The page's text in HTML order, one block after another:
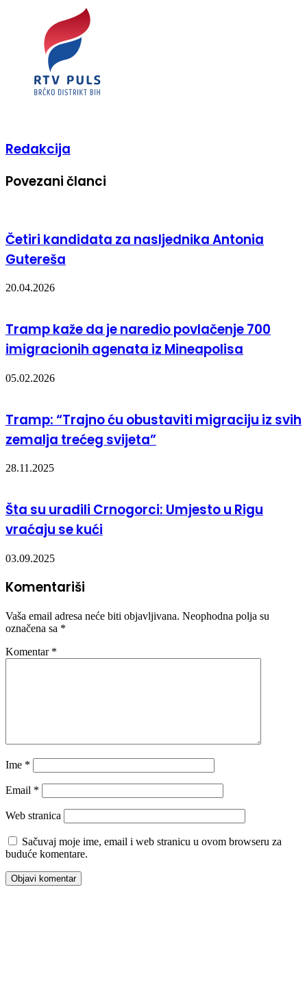
Redakcija
Povezani članci
Četiri kandidata za nasljednika Antonia
Gutereša
20.04.2026
Tramp kaže da je naredio povlačenje 700
imigracionih agenata iz Mineapolisa
05.02.2026
Tramp: “Trajno ću obustaviti migraciju iz svih
zemalja trećeg svijeta”
28.11.2025
Šta su uradili Crnogorci: Umjesto u Rigu
vraćaju se kući
03.09.2025
Komentariši
Vaša email adresa neće biti objavljivana. Neophodna polja su
označena sa *
Komentar *
Ime *
Email *
Web stranica
Sačuvaj moje ime, email i web stranicu u ovom browseru za
buduće komentare.